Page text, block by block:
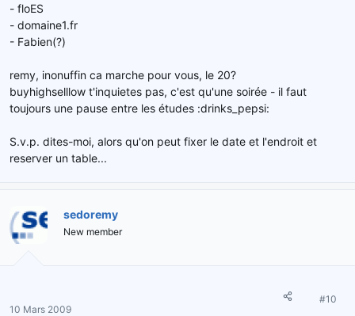
- floES
- domaine1.fr
- Fabien(?)
remy, inonuffin ca marche pour vous, le 20?
buyhighselllow t'inquietes pas, c'est qu'une soirée - il faut
toujours une pause entre les études :drinks_pepsi:
S.v.p. dites-moi, alors qu'on peut fixer le date et l'endroit et
reserver un table...
sedoremy
New member
10 Mars 2009
#10